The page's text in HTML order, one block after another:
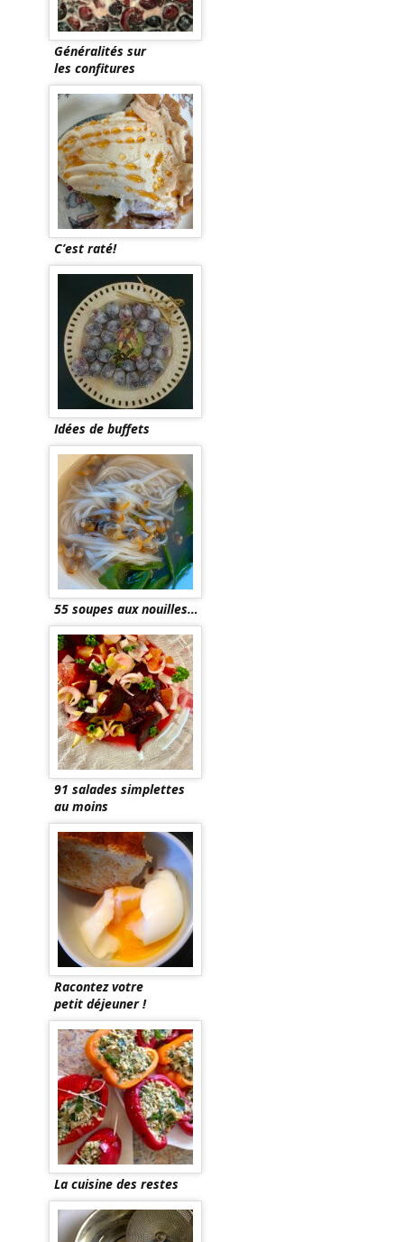
Généralités sur
les confitures
C’est raté!
Idées de buffets
55 soupes aux nouilles…
91 salades simplettes
au moins
Racontez votre
petit déjeuner !
La cuisine des restes